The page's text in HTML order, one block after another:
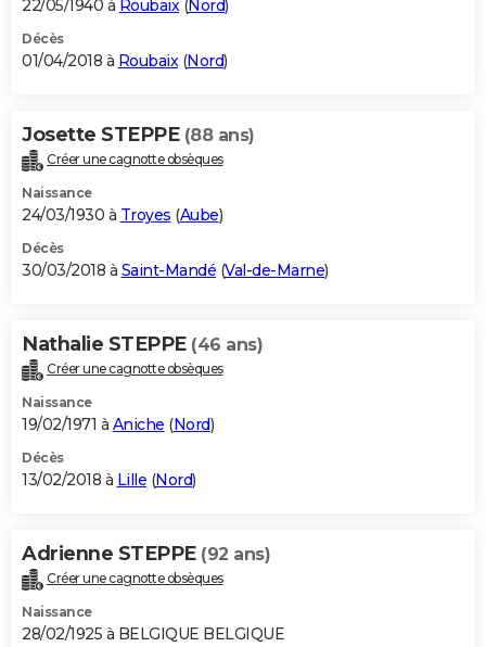
22/05/1940 à Roubaix(Nord)
Décès
01/04/2018 à Roubaix(Nord)
Josette STEPPE (88 ans)
Créer une cagnotte obsèques
Naissance
24/03/1930 à Troyes (Aube)
Décès
30/03/2018 à Saint-Mandé (Val-de-Marne)
Nathalie STEPPE (46 ans)
Créer une cagnotte obsèques
Naissance
19/02/1971 à Aniche (Nord)
Décès
13/02/2018 à Lille (Nord)
Adrienne STEPPE (92 ans)
Créer une cagnotte obsèques
Naissance
28/02/1925 à BELGIQUE BELGIQUE